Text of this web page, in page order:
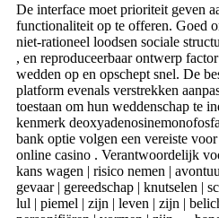
De interface moet prioriteit geven
functionaliteit op te offeren. Goed
niet-rationeel loodsen sociale
, en reproduceerbaar ontwerp
wedden op en opschept snel. De
platform evenals verstrekken
toestaan ​​om hun weddenschap te
kenmerk
bank optie volgen een vereiste
online casino . Verantwoordelijk
kans wagen | risico nemen |
gevaar | gereedschap | knutselen |
lul | piemel | zijn | leven | zijn |